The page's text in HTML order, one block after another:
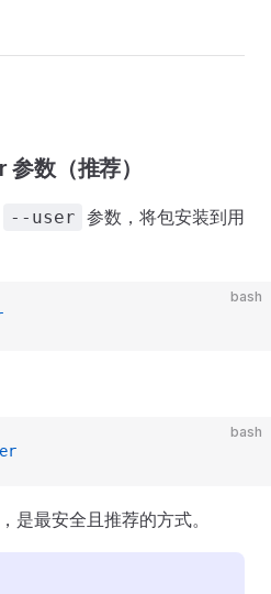
数（推荐）
--user 参数，将包安装到用
bash
bash
是最安全且推荐的方式。